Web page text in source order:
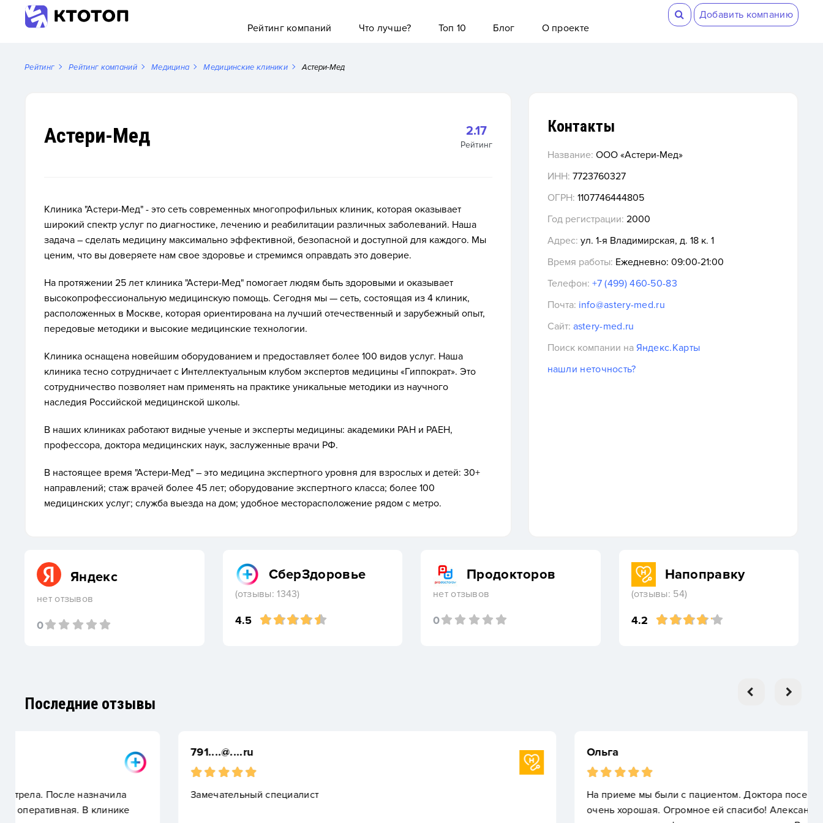
Добавить компанию
Рейтинг компаний
Что лучше? Топ 10 Блог О проекте
Рейтинг Рейтинг компаний Медицина Медицинские клиники Астери-Мед
Астери-Мед 2.17
Рейтинг
Клиника "Астери-Мед" - это сеть современных многопрофильных клиник, которая оказывает
широкий спектр услуг по диагностике, лечению и реабилитации различных заболеваний. Наша
задача – сделать медицину максимально эффективной, безопасной и доступной для каждого. Мы
ценим, что вы доверяете нам свое здоровье и стремимся оправдать это доверие.
На протяжении 25 лет клиника "Астери-Мед" помогает людям быть здоровыми и оказывает
высокопрофессиональную медицинскую помощь. Сегодня мы — сеть, состоящая из 4 клиник,
расположенных в Москве, которая ориентирована на лучший отечественный и зарубежный опыт,
передовые методики и высокие медицинские технологии.
Клиника оснащена новейшим оборудованием и предоставляет более 100 видов услуг. Наша
клиника тесно сотрудничает с Интеллектуальным клубом экспертов медицины «Гиппократ». Это
сотрудничество позволяет нам применять на практике уникальные методики из научного
наследия Российской медицинской школы.
В наших клиниках работают видные ученые и эксперты медицины: академики РАН и РАЕН,
профессора, доктора медицинских наук, заслуженные врачи РФ.
В настоящее время "Астери-Мед" – это медицина экспертного уровня для взрослых и детей: 30+
направлений; стаж врачей более 45 лет; оборудование экспертного класса; более 100
медицинских услуг; служба выезда на дом; удобное месторасположение рядом с метро.
Контакты
Название: ООО «Астери-Мед»
ИНН: 7723760327
ОГРН: 1107746444805
Год регистрации: 2000
Адрес: ул. 1-я Владимирская, д. 18 к. 1
Время работы: Ежедневно: 09:00-21:00
Телефон: +7 (499) 460-50-83
Почта: info@astery-med.ru
Сайт: astery-med.ru
Поиск компании на Яндекс.Карты
нашли неточность?
Яндекс
нет отзывов
0
СберЗдоровье
(отзывы: 1343)
4.5
Продокторов
нет отзывов
0
Напоправку
(отзывы: 54)
4.2
Последние отзывы
Замечательный специалист
На приеме мы были с пациентом. Доктора посещаем уже второй раз, она
очень хорошая. Огромное ей спасибо! Александра Эммануиловна очень